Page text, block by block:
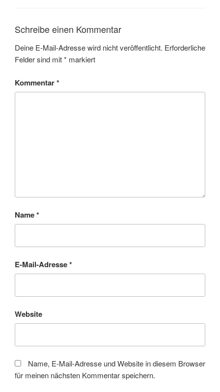
Schreibe einen Kommentar
Deine E-Mail-Adresse wird nicht veröffentlicht. Erforderliche
Felder sind mit* markiert
Kommentar*
Name*
E-Mail-Adresse*
Website
Name, E-Mail-Adresse und Website in diesem Browser
für meinen nächsten Kommentar speichern.